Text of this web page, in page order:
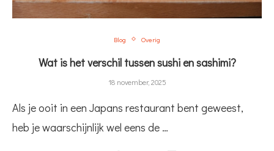
Blog Overig
Wat is het verschil tussen sushi en sashimi?
18 november, 2025
Als je ooit in een Japans restaurant bent geweest,
heb je waarschijnlijk wel eens de …